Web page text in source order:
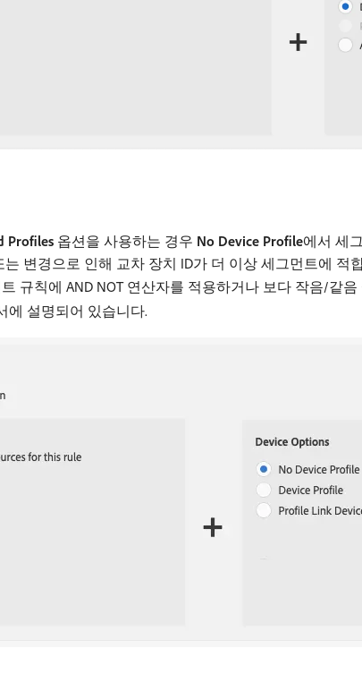
Profiles 옵션을 사용하는 경우 No Device Profile에서 세
변경으로 인해 교차 장치 ID가 더 이상 세그먼트에 적
규칙에 AND NOT 연산자를 적용하거나 보다 작음/같
에 설명되어 있습니다.